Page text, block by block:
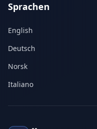
Sprachen
English
Deutsch
Norsk
Italiano